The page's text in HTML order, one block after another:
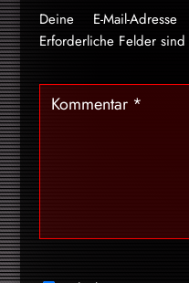
Deine E-Mail-
Erforderliche Felder